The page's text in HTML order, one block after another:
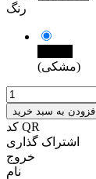
رنگ
(مشکی)
افزودن به سبد خرید
کد QR
اشتراک گذاری
خروج
نام